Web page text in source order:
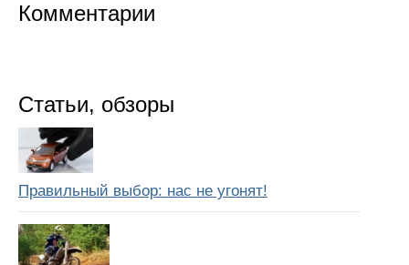
Комментарии
Статьи, обзоры
Правильный выбор: нас не угонят!